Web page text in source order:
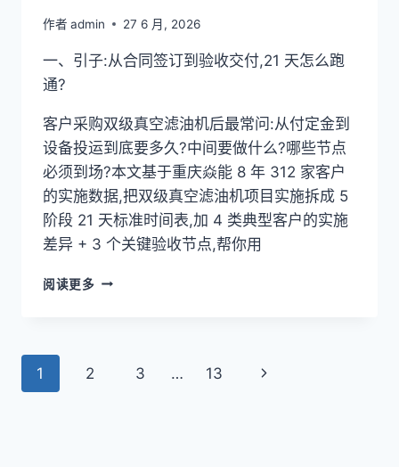
+
类
GB/T
7595
闭
环
作者 admin 27 6 月, 2026
一、引子:从合同签订到验收交付,21 天怎么跑
通?
客户采购双级真空滤油机后最常问:从付定金到
设备投运到底要多久?中间要做什么?哪些节点
必须到场?本文基于重庆焱能 8 年 312 家客户
的实施数据,把双级真空滤油机项目实施拆成 5
阶段 21 天标准时间表,加 4 类典型客户的实施
差异 + 3 个关键验收节点,帮你用
阅读更多 双
页
1 2 3 … 13
下